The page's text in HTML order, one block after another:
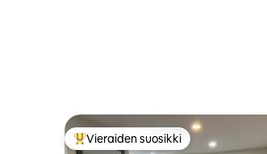
Vieraiden suosikkien parhaimmistoa
Vieraiden suosikki